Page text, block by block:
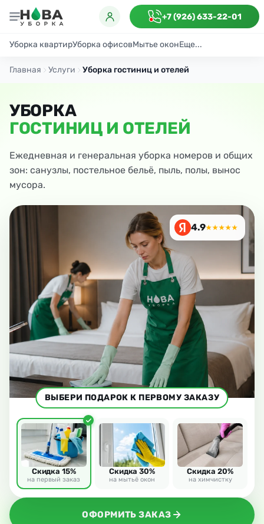
+7 (926) 633-22-01
Уборка квартирУборка офисовМытье оконЕще...
ГенеральнаяПоддерживающаяПосле ремонта
Главная Услуги Уборка гостиниц и отелей
УБОРКА
ГОСТИНИЦ И ОТЕЛЕЙ
Ежедневная и генеральная уборка номеров и общих
зон: санузлы, постельное бельё, пыль, полы, вынос
мусора.
ОФОРМИТЬ ЗАКАЗ
4.9★★★★★
ВЫБЕРИ ПОДАРОК К ПЕРВОМУ ЗАКАЗУ
Скидка 15%
на первый заказ
Скидка 30%
на мытьё окон
Скидка 20%
на химчистку